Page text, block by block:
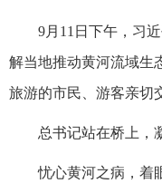
9月11日下午，习
解当地推动黄河流域生
旅游的市民、游客亲切
总书记站在桥上，
忧心黄河之病，着